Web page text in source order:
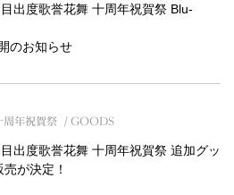
出度歌誉花舞 十周年祝賀祭 Blu-
のお知らせ
周年祝賀祭 GOODS
出度歌誉花舞 十周年祝賀祭 追加グッ
が決定！